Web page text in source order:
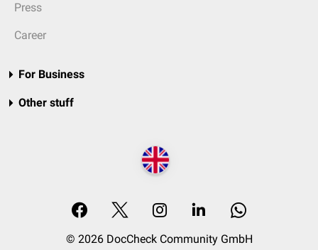
Press
Career
For Business
Other stuff
© 2026 DocCheck Community GmbH